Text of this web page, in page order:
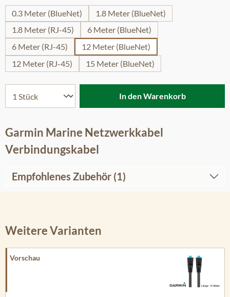
0.3 Meter (BlueNet)
1.8 Meter (BlueNet)
1.8 Meter (RJ-45)
6 Meter (BlueNet)
6 Meter (RJ-45)
12 Meter (BlueNet)
12 Meter (RJ-45)
15 Meter (BlueNet)
In den Warenkorb
Garmin Marine Netzwerkkabel
Verbindungskabel
Empfohlenes Zubehör (1)
Weitere Varianten